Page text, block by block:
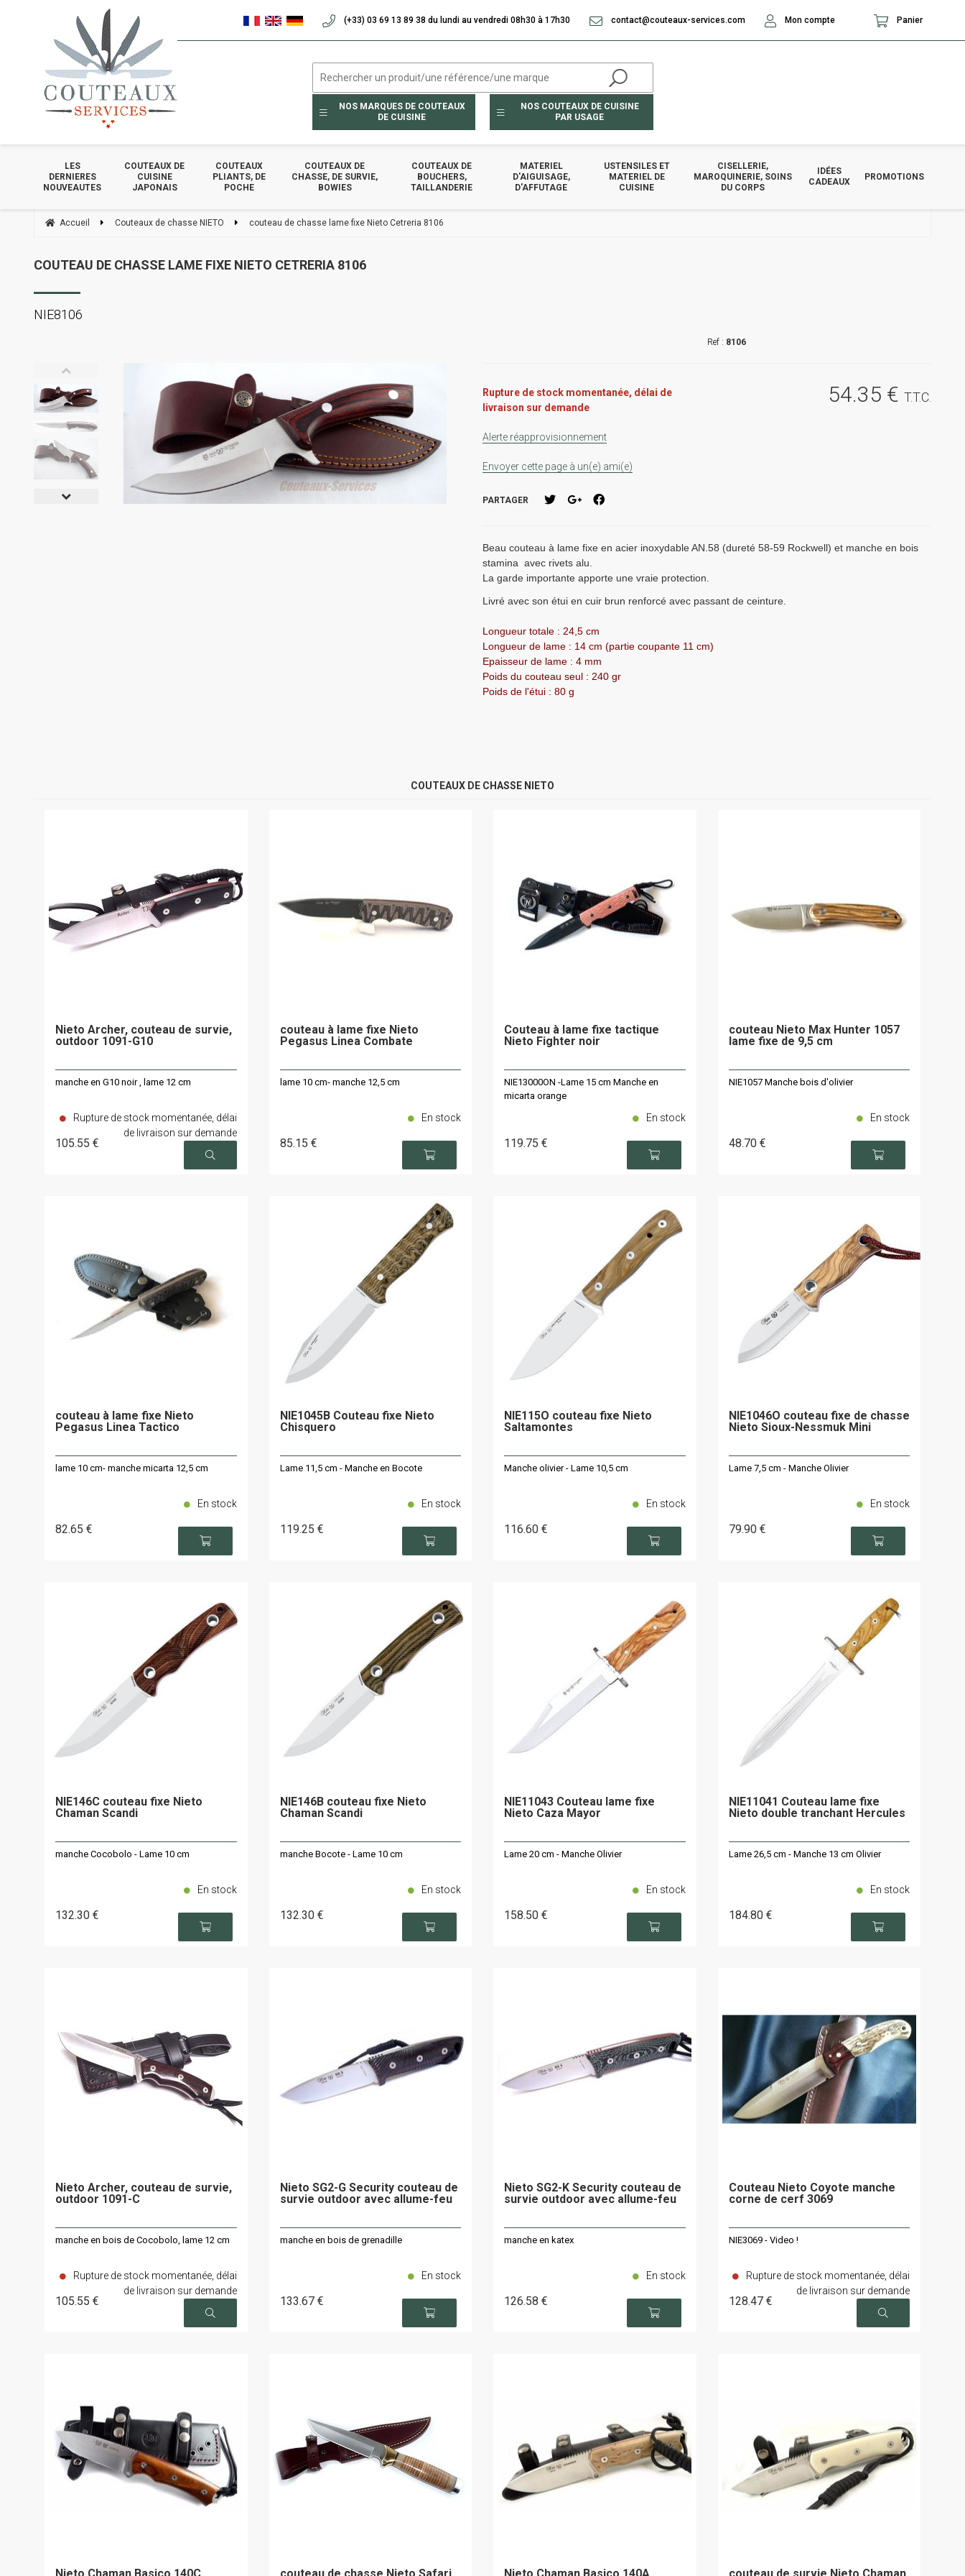
NOS MARQUES DE COUTEAUX
DE CUISINE
NOS COUTEAUX DE CUISINE
PAR USAGE
LES
DERNIERES
NOUVEAUTES
COUTEAUX DE
CUISINE
JAPONAIS
COUTEAUX
PLIANTS, DE
POCHE
COUTEAUX DE
CHASSE, DE SURVIE,
BOWIES
COUTEAUX DE
BOUCHERS,
TAILLANDERIE
MATERIEL
D'AIGUISAGE,
D'AFFUTAGE
USTENSILES ET
MATERIEL DE
CUISINE
CISELLERIE,
MAROQUINERIE, SOINS
DU CORPS
IDÉES
CADEAUX
PROMOTIONS
Accueil Couteaux de chasse NIETO couteau de chasse lame fixe Nieto Cetreria 8106
COUTEAU DE CHASSE LAME FIXE NIETO CETRERIA 8106
NIE8106
8106
54.35 € T.T.C.
Rupture de stock momentanée, délai de
livraison sur demande
Alerte réapprovisionnement
Envoyer cette page à un(e) ami(e)
PARTAGER
Beau couteau à lame fixe en acier inoxydable AN.58 (dureté 58-59 Rockwell) et manche en bois
stamina avec rivets alu.
La garde importante apporte une vraie protection.
Livré avec son étui en cuir brun renforcé avec passant de ceinture.
Longueur totale : 24,5 cm
Longueur de lame : 14 cm (partie coupante 11 cm)
Epaisseur de lame : 4 mm
Poids du couteau seul : 240 gr
Poids de l'étui : 80 g
COUTEAUX DE CHASSE NIETO
Nieto Archer, couteau de survie,
outdoor 1091-G10
manche en G10 noir , lame 12 cm
105.55 €
Rupture de stock momentanée, délai
de livraison sur demande
couteau à lame fixe Nieto
Pegasus Linea Combate
lame 10 cm- manche 12,5 cm
85.15 €
En stock
Couteau à lame fixe tactique
Nieto Fighter noir
NIE13000ON -Lame 15 cm Manche en
micarta orange
119.75 €
En stock
couteau Nieto Max Hunter 1057
lame fixe de 9,5 cm
NIE1057 Manche bois d'olivier
48.70 €
En stock
couteau à lame fixe Nieto
Pegasus Linea Tactico
lame 10 cm- manche micarta 12,5 cm
82.65 €
En stock
NIE1045B Couteau fixe Nieto
Chisquero
Lame 11,5 cm - Manche en Bocote
119.25 €
En stock
NIE115O couteau fixe Nieto
Saltamontes
Manche olivier - Lame 10,5 cm
116.60 €
En stock
NIE1046O couteau fixe de chasse
Nieto Sioux-Nessmuk Mini
Lame 7,5 cm - Manche Olivier
79.90 €
En stock
NIE146C couteau fixe Nieto
Chaman Scandi
manche Cocobolo - Lame 10 cm
132.30 €
En stock
NIE146B couteau fixe Nieto
Chaman Scandi
manche Bocote - Lame 10 cm
132.30 €
En stock
NIE11043 Couteau lame fixe
Nieto Caza Mayor
Lame 20 cm - Manche Olivier
158.50 €
En stock
NIE11041 Couteau lame fixe
Nieto double tranchant Hercules
Lame 26,5 cm - Manche 13 cm Olivier
184.80 €
En stock
Nieto Archer, couteau de survie,
outdoor 1091-C
manche en bois de Cocobolo, lame 12 cm
105.55 €
Rupture de stock momentanée, délai
de livraison sur demande
Nieto SG2-G Security couteau de
survie outdoor avec allume-feu
manche en bois de grenadille
133.67 €
En stock
Nieto SG2-K Security couteau de
survie outdoor avec allume-feu
manche en katex
126.58 €
En stock
Couteau Nieto Coyote manche
corne de cerf 3069
NIE3069 - Video !
128.47 €
Rupture de stock momentanée, délai
de livraison sur demande
(+33) 03 69 13 89 38 du lundi au vendredi 08h30 à 17h30 contact@couteaux-services.com Mon compte Panier